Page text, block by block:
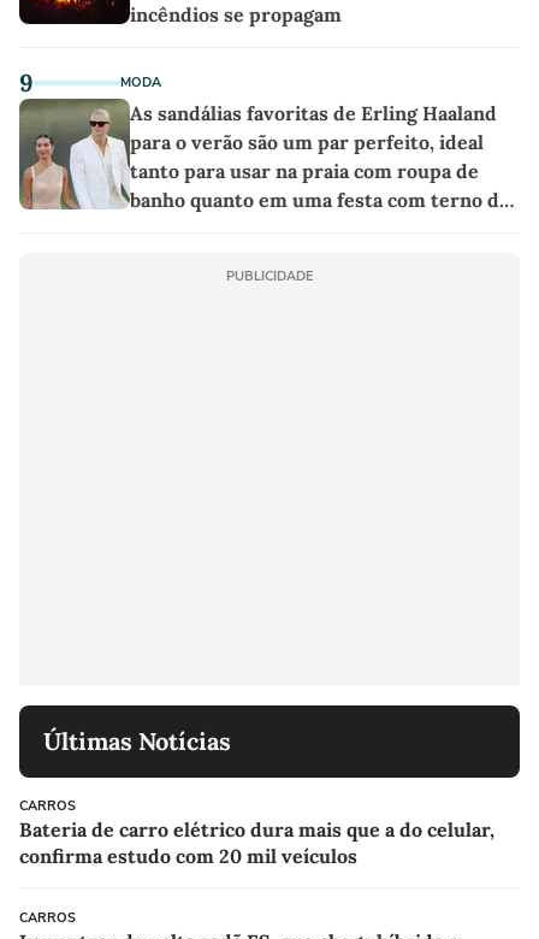
incêndios se propagam
9 MODA
As sandálias favoritas de Erling Haaland
para o verão são um par perfeito, ideal
tanto para usar na praia com roupa de
banho quanto em uma festa com terno de
PUBLICIDADE
Últimas Notícias
CARROS
Bateria de carro elétrico dura mais que a do celular,
confirma estudo com 20 mil veículos
CARROS